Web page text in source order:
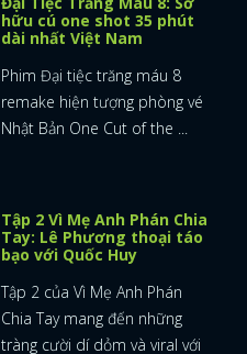
hữu cú one shot 35 phút
dài nhất Việt Nam
Phim Đại tiệc trăng máu 8
remake hiện tượng phòng vé
Nhật Bản One Cut of the ...
Tập 2 Vì Mẹ Anh Phán Chia
Tay: Lê Phương thoại táo
bạo với Quốc Huy
Tập 2 của Vì Mẹ Anh Phán
Chia Tay mang đến những
tràng cười dí dỏm và viral với